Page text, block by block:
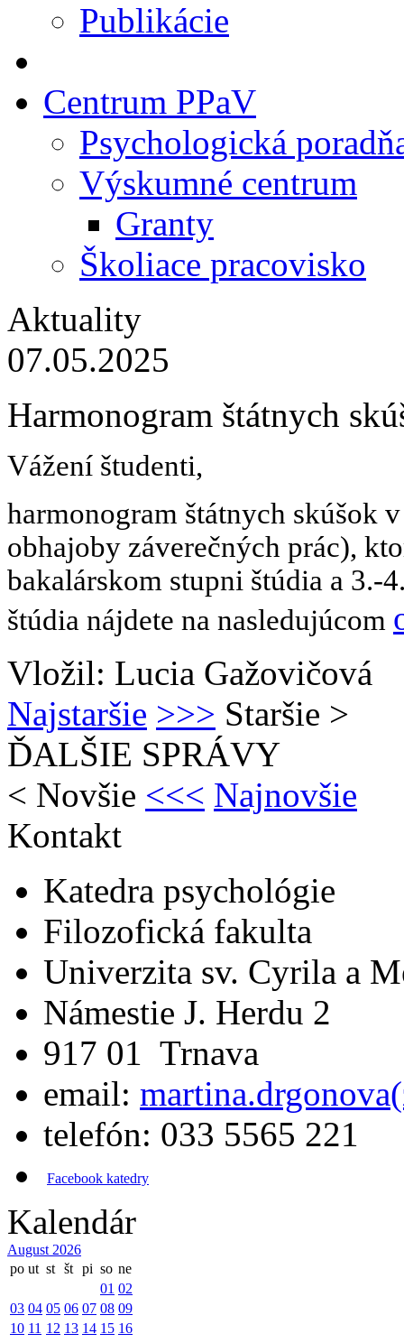
Publikácie
Centrum PPaV
Psychologická
Výskumné centrum
Granty
Školiace pracovisko
Aktuality
07.05.2025
Harmonogram štátnych
Vážení študenti,
harmonogram štátnych skúšok
obhajoby záverečných prác),
bakalárskom stupni štúdia a 3.-
štúdia nájdete na nasledujúcom
Vložil: Lucia Gažovičová
Najstaršie >>> Staršie >
ĎALŠIE SPRÁVY
< Novšie <<< Najnovšie
Kontakt
Katedra psychológie
Filozofická fakulta
Univerzita sv. Cyrila a
Námestie J. Herdu 2
917 01 Trnava
email:
telefón: 033 5565 221
Facebook katedry
Kalendár
August 2026
po ut st št pi so ne
01 02
03 04 05 06 07 08 09
10 11 12 13 14 15 16